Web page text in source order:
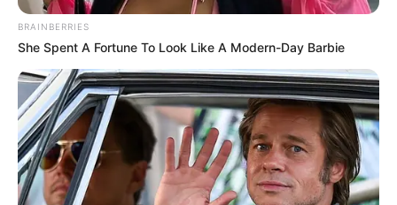
View this post on Instagram
BRAINBERRIES
She Spent A Fortune To Look Like A Modern-Day Barbie